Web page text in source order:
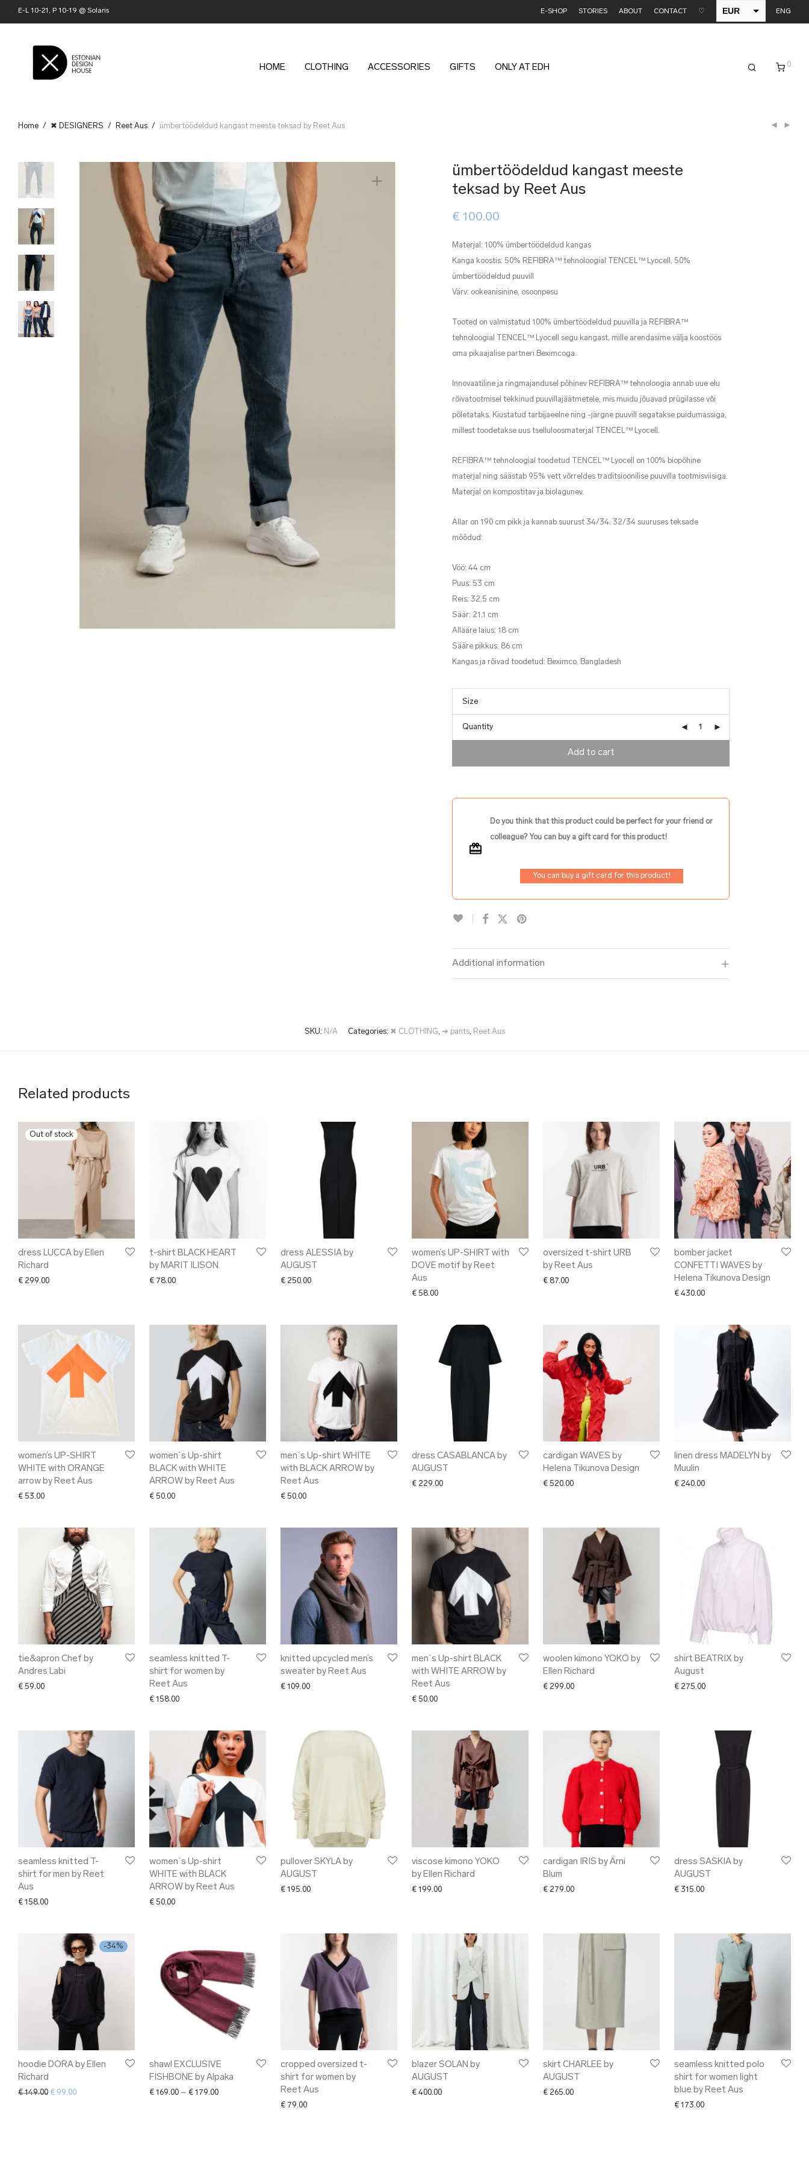
E-L 10-21, P 10-19 @ Solaris E-SHOP STORIES ABOUT CONTACT ♡ EUR ENG
HOME CLOTHING ACCESSORIES GIFTS ONLY AT EDH 0
Home / ✖ DESIGNERS / Reet Aus / ümbertöödeldud kangast meeste teksad by Reet Aus
ümbertöödeldud kangast meeste
teksad by Reet Aus
€ 100.00
Materjal: 100% ümbertöödeldud kangas
Kanga koostis: 50% REFIBRA™ tehnoloogial TENCEL™ Lyocell, 50%
ümbertöödeldud puuvill
Värv: ookeanisinine, osoonpesu
Tooted on valmistatud 100% ümbertöödeldud puuvilla ja REFIBRA™
tehnoloogial TENCEL™ Lyocell segu kangast, mille arendasime välja koostöös
oma pikaajalise partneri Beximcoga.
Innovaatiline ja ringmajandusel põhinev REFIBRA™ tehnoloogia annab uue elu
rõivatootmisel tekkinud puuvillajäätmetele, mis muidu jõuavad prügilasse või
põletataks. Kiustatud tarbijaeelne ning -järgne puuvill segatakse puidumassiga,
millest toodetakse uus tselluloosmaterjal TENCEL™ Lyocell.
REFIBRA™ tehnoloogial toodetud TENCEL™ Lyocell on 100% biopõhine
materjal ning säästab 95% vett võrreldes traditsioonilise puuvilla tootmisviisiga.
Materjal on kompostitav ja biolagunev.
Allar on 190 cm pikk ja kannab suurust 34/34. 32/34 suuruses teksade
mõõdud:
Vöö: 44 cm
Puus: 53 cm
Reis: 32,5 cm
Säär: 21,1 cm
Allääre laius: 18 cm
Sääre pikkus: 86 cm
Kangas ja rõivad toodetud: Beximco, Bangladesh
Quantity
Add to cart
Do you think that this product could be perfect for your friend or
colleague? You can buy a gift card for this product!
You can buy a gift card for this product!
Additional information
SKU: N/A Categories: ✖ CLOTHING, ➜ pants, Reet Aus
Related products
dress LUCCA by Ellen
Richard
€ 299.00
t-shirt BLACK HEART
by MARIT ILISON
€ 78.00
dress ALESSIA by
AUGUST
€ 250.00
women’s UP-SHIRT with
DOVE motif by Reet
Aus
€ 58.00
oversized t-shirt URB
by Reet Aus
€ 87.00
bomber jacket
CONFETTI WAVES by
Helena Tikunova Design
€ 430.00
women’s UP-SHIRT
WHITE with ORANGE
arrow by Reet Aus
€ 53.00
women`s Up-shirt
BLACK with WHITE
ARROW by Reet Aus
€ 50.00
men´s Up-shirt WHITE
with BLACK ARROW by
Reet Aus
€ 50.00
dress CASABLANCA by
AUGUST
€ 229.00
cardigan WAVES by
Helena Tikunova Design
€ 520.00
linen dress MADELYN by
Muulin
€ 240.00
tie&apron Chef by
Andres Labi
€ 59.00
seamless knitted T-
shirt for women by
Reet Aus
€ 158.00
knitted upcycled men’s
sweater by Reet Aus
€ 109.00
men´s Up-shirt BLACK
with WHITE ARROW by
Reet Aus
€ 50.00
woolen kimono YOKO by
Ellen Richard
€ 299.00
shirt BEATRIX by
August
€ 275.00
seamless knitted T-
shirt for men by Reet
Aus
€ 158.00
women`s Up-shirt
WHITE with BLACK
ARROW by Reet Aus
€ 50.00
pullover SKYLA by
AUGUST
€ 195.00
viscose kimono YOKO
by Ellen Richard
€ 199.00
cardigan IRIS by Ärni
Blum
€ 279.00
dress SASKIA by
AUGUST
€ 315.00
-34%
hoodie DORA by Ellen
Richard
€149.00 Original price was: € 149.00.
€ 99.00Current price is: € 99.00.
shawl EXCLUSIVE
FISHBONE by Alpaka
€ 169.00 – € 179.00Price range: € 169.00 through € 179.00
cropped oversized t-
shirt for women by
Reet Aus
€ 79.00
blazer SOLAN by
AUGUST
€ 400.00
skirt CHARLEE by
AUGUST
€ 265.00
seamless knitted polo
shirt for women light
blue by Reet Aus
€ 173.00